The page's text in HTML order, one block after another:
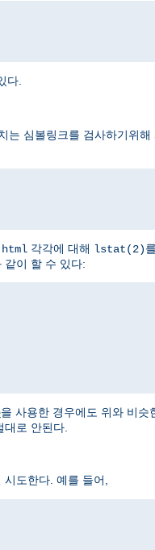
다.
는 심볼링크를 검사하기위
각각에 대해 lstat(2)
같이 할 수 있다:
을 사용한 경우에도 위와 비슷
대로 안된다.
시도한다. 예를 들어,